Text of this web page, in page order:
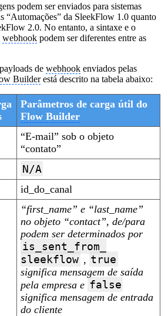
podem ser enviados para sistemas
“Automações” da SleekFlow 1.0 quanto
2.0. No entanto, a sintaxe e o
webhook podem ser diferentes entre as
de webhook enviados pelas
Builderestá descrito na tabela abaixo:
Parâmetros de carga útil do
Flow Builder
“E-mail” sob o objeto
“contato”
N/A
id_do_canal
“first_name” e “last_name”
no objeto “contact”, de/para
podem ser determinados por
is_sent_from_
sleekflow , true
significa mensagem de saída
pela empresa e false
significa mensagem de entrada
do cliente